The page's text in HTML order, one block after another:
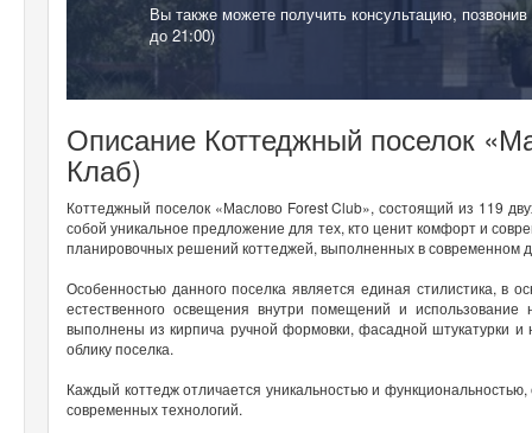
Вы также можете получить консультацию,
до 21:00)
Описание Коттеджный поселок
Клаб)
Коттеджный поселок «Маслово Forest Club», состоящий из 119
собой уникальное предложение для тех, кто ценит комфорт и
планировочных решений коттеджей, выполненных в современном
Особенностью данного поселка является единая стилистика, в
естественного освещения внутри помещений и
выполнены из кирпича ручной формовки, фасадной штукатурки
облику поселка.
Каждый коттедж отличается уникальностью и
современных технологий.